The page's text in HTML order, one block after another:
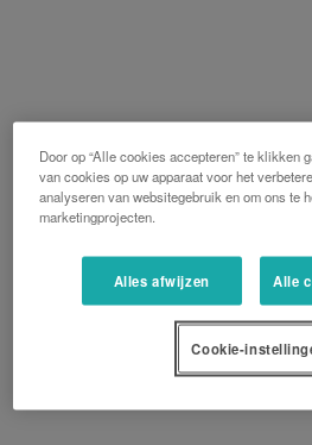
Door op “Alle cookies accepteren” te klikken
van cookies op uw apparaat voor het
analyseren van websitegebruik en om ons te
marketingprojecten.
Alles afwijzen Alle
Cookie-